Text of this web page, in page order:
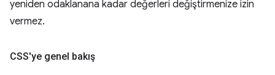
yeniden odaklanana kadar değerleri değiştirmenize izin
vermez.
CSS'ye genel bakış